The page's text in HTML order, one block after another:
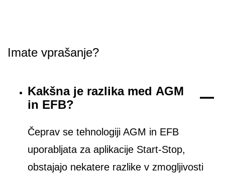
Imate vprašanje?
Kakšna je razlika med AGM
in EFB?
Čeprav se tehnologiji AGM in EFB
uporabljata za aplikacije Start-Stop,
obstajajo nekatere razlike v zmogljivosti